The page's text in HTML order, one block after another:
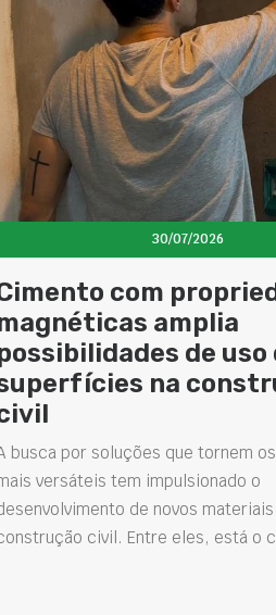
30/07/2026
com
amplia
de uso
na
busca por soluções que tornem
versáteis tem impulsionado o
de novos
civil. Entre eles, está o